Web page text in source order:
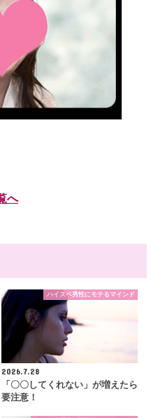
へ
ハイスペ男性にモテるマインド
2026.7.28
「〇〇してくれない」が増えたら
要注意！